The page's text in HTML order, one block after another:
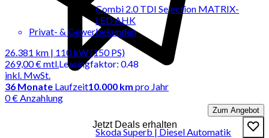
Jetzt Deals erhalten
Combi 2.0 TDI Selection MATRIX-
LED AHK
Privat- & Gewerbekunden
26.381 km | 110 kW (150 PS)
269,00 €mtl.
inkl. MwSt.
Leasingfaktor: 0.48
36 Monate Laufzeit10.000 km pro Jahr
0 € Anzahlung
Zum Angebot
Skoda Superb | Diesel Automatik